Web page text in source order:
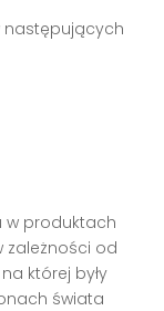
następujących
w produktach
zależności od
której były
świata